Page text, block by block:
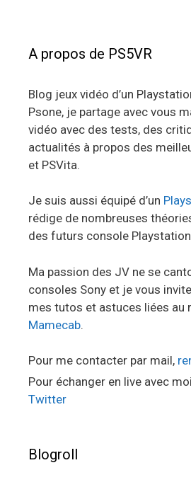
A propos de PS5VR
Blog jeux vidéo d’un
Psone, je partage avec vous
vidéo avec des tests, des
actualités à propos des
et PSVita.
Je suis aussi équipé d’un
rédige de nombreuses
des futurs console
Ma passion des JV ne se
consoles Sony et je vous
mes tutos et astuces liées au
Mamecab.
Pour me contacter par mail,
Pour échanger en live avec moi
Twitter
Blogroll